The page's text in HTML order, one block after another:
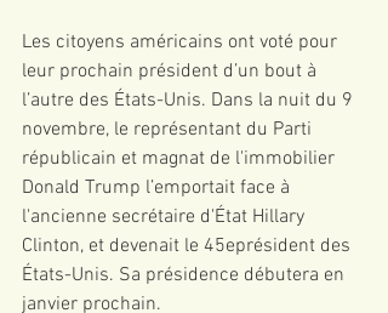
Les citoyens américains ont voté pour
leur prochain président d’un bout à
l’autre des États-Unis. Dans la nuit du 9
novembre, le représentant du Parti
républicain et magnat de l'immobilier
Donald Trump l’emportait face à
l'ancienne secrétaire d'État Hillary
Clinton, et devenait le 45eprésident des
États-Unis. Sa présidence débutera en
janvier prochain.